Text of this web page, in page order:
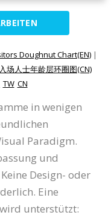
Doughnut Chart(EN) |
场人士年龄层环圈图(CN)
TW CN
in wenigen
Paradigm.
und
Design- oder
Eine
unterstützt: